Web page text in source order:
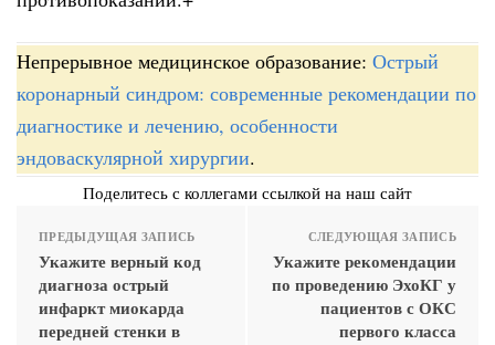
Непрерывное медицинское образование: Острый
коронарный синдром: современные рекомендации по
диагностике и лечению, особенности
эндоваскулярной хирургии.
Поделитесь с коллегами ссылкой на наш сайт
ПРЕДЫДУЩАЯ ЗАПИСЬ
Укажите верный код
диагноза острый
инфаркт миокарда
передней стенки в
СЛЕДУЮЩАЯ ЗАПИСЬ
Укажите рекомендации
по проведению ЭхоКГ у
пациентов с ОКС
первого класса